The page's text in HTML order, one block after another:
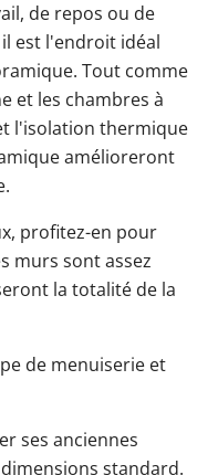
de repos ou de
est l'endroit idéal
Tout comme
et les chambres à
l'isolation thermique
amélioreront
profitez-en pour
murs sont assez
la totalité de la
de menuiserie et
ses anciennes
standard.